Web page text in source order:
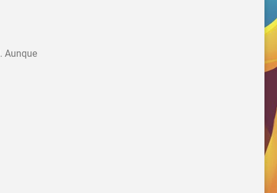
. Aunque